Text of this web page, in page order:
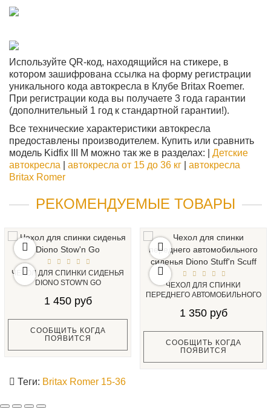
Используйте QR-код, находящийся на стикере, в
котором зашифрована ссылка на форму регистрации
уникального кода автокресла в Клубе Britax Roemer.
При регистрации кода вы получаете 3 года гарантии
(дополнительный 1 год к стандартной гарантии!).
Все технические характеристики автокресла
предоставлены производителем. Купить или сравнить
модель Kidfix III M можно так же в разделах: | Детские
автокресла
автокресла от 15 до 36 кг
автокресла
Britax Romer
РЕКОМЕНДУЕМЫЕ ТОВАРЫ
ЧЕХОЛ ДЛЯ СПИНКИ СИДЕНЬЯ
DIONO STOW'N GO
1 450 руб
СООБЩИТЬ КОГДА
ПОЯВИТСЯ
ЧЕХОЛ ДЛЯ СПИНКИ
ПЕРЕДНЕГО АВТОМОБИЛЬНОГО
1 350 руб
СООБЩИТЬ КОГДА
ПОЯВИТСЯ
Теги: Britax Romer 15-36